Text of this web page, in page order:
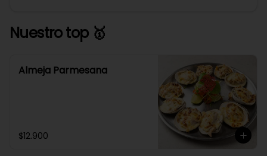
Nuestro top 🥇
Almeja Parmesana
$12.900